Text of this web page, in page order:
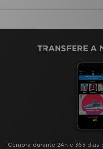
TRANSFERE A
Compra durante 24h e 365 dias